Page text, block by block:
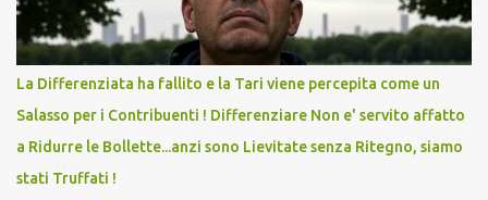
La Differenziata ha fallito e la Tari viene percepita come un
Salasso per i Contribuenti ! Differenziare Non e' servito affatto
a Ridurre le Bollette...anzi sono Lievitate senza Ritegno, siamo
stati Truffati !